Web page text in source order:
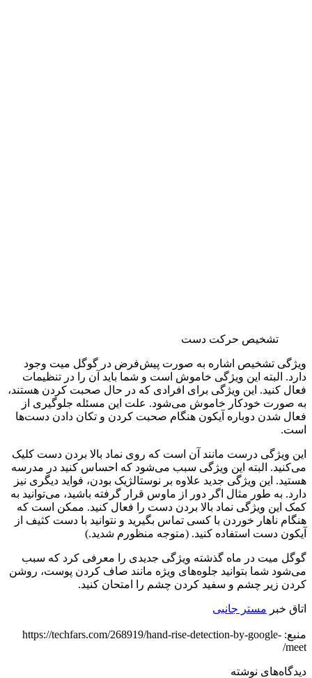
تشخیص حرکت دست
ویژگی تشخیص اشاره به صورت پیش‌فرض در گوگل میت وجود
دارد. البته این ویژگی خاموش است و شما باید آن را در تنظیمات
فعال کنید. این ویژگی برای افرادی که در حال صحبت کردن هستند،
به صورت خودکار خاموش می‌شود. علت این مسئله جلوگیری از
فعال شدن دوباره آیکون هنگام صحبت کردن و تکان دادن دست‌ها
است.
این ویژگی درست مانند آن است که روی نماد بالا بردن دست کلیک
می‌کنید. البته این ویژگی سبب می‌شود که احساس کنید در مدرسه
هستید. این ویژگی جدید علاوه بر نوستالژیک بودن، فواید دیگری نیز
دارد. به طور مثال اگر دور از ماوس قرار گرفته باشید، می‌توانید به
کمک این ویژگی نماد بالا بردن دست را فعال کنید. ممکن است که
هنگام ناهار خوردن با کسی تماس بگیرید و نتوانید با دست کثیف از
آیکون دست استفاده کنید. (متوجه منظورم شدید.)
گوگل میت در ماه گذشته ویژگی جدیدی را معرفی کرد که سبب
می‌شود شما بتوانید جلوه‌های ویژه مانند صاف کردن پوست، روشن
کردن زیر چشم و سفید کردن چشم را امتحان کنید.
اتاق خبر مستر جانبی
منبع: https://techfars.com/268919/hand-rise-detection-by-google-
meet/
دیدگاه‌های نوشته